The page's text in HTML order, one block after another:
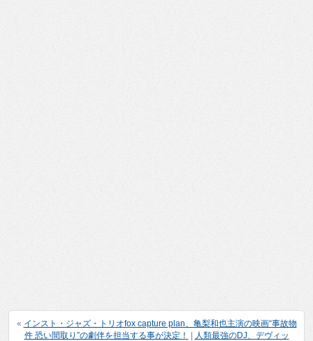
« インスト・ジャズ・トリオfox capture plan、亀梨和也主演の映画“事故物
件 恐い間取り”の劇伴を担当する事が決定！
| 人類最強のDJ、デヴィッ